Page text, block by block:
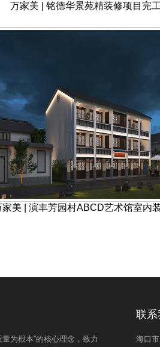
万家美 | 铭德华景苑精装修项目完
家美 | 演丰芳园村ABCD艺术馆室内
为根本”的核心理念，致力
联系
海口